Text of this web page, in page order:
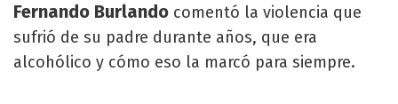
Fernando Burlando comentó la violencia que
sufrió de su padre durante años, que era
alcohólico y cómo eso la marcó para siempre.